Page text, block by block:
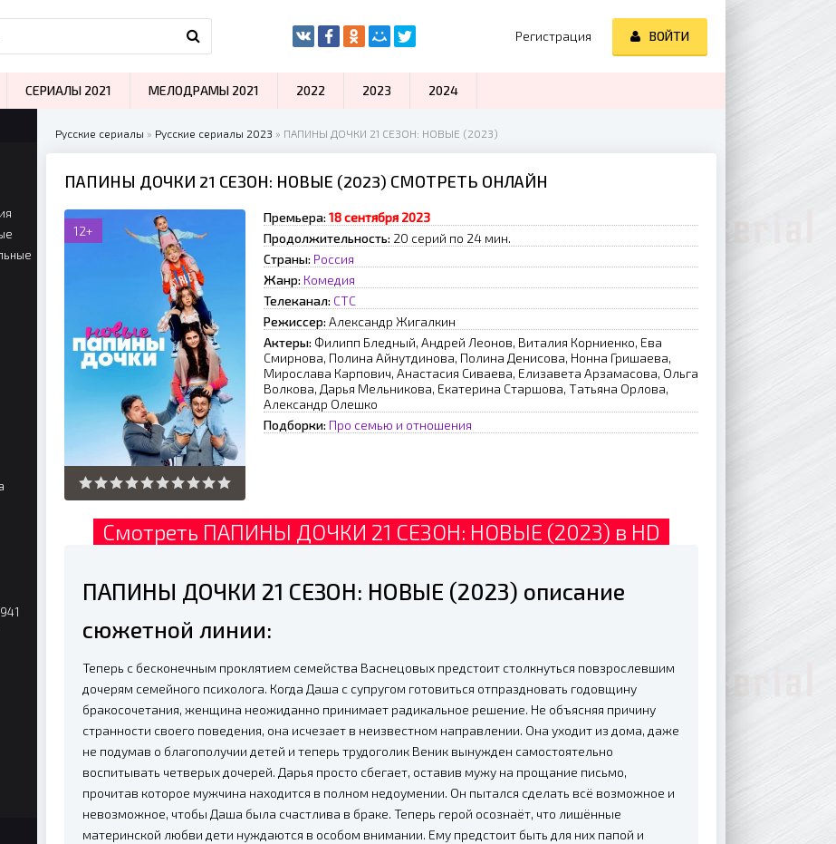
Русские сериалы » Русские сериалы 2023 » ПАПИНЫ ДОЧКИ 21 СЕЗОН: НОВЫЕ (2023)
ПАПИНЫ ДОЧКИ 21 СЕЗОН: НОВЫЕ (2023) СМОТРЕТЬ ОНЛАЙН
12+
Премьера: 18 сентября 2023
Продолжительность: 20 серий по 24 мин.
Страны: Россия
Жанр: Комедия
Телеканал: СТС
Режиссер: Александр Жигалкин
Актеры: Филипп Бледный, Андрей Леонов, Виталия Корниенко, Ева
Смирнова, Полина Айнутдинова, Полина Денисова, Нонна Гришаева,
Мирослава Карпович, Анастасия Сиваева, Елизавета Арзамасова, Ольга
Волкова, Дарья Мельникова, Екатерина Старшова, Татьяна Орлова,
Александр Олешко
Подборки: Про семью и отношения
Смотреть ПАПИНЫ ДОЧКИ 21 СЕЗОН: НОВЫЕ (2023) в HD
ПАПИНЫ ДОЧКИ 21 СЕЗОН: НОВЫЕ (2023) описание
сюжетной линии:
Теперь с бесконечным проклятием семейства Васнецовых предстоит столкнуться повзрослевшим
дочерям семейного психолога. Когда Даша с супругом готовиться отпраздновать годовщину
бракосочетания, женщина неожиданно принимает радикальное решение. Не объясняя причину
странности своего поведения, она исчезает в неизвестном направлении. Она уходит из дома, даже
не подумав о благополучии детей и теперь трудоголик Веник вынужден самостоятельно
воспитывать четверых дочерей. Дарья просто сбегает, оставив мужу на прощание письмо,
прочитав которое мужчина находится в полном недоумении. Он пытался сделать всё возможное и
невозможное, чтобы Даша была счастлива в браке. Теперь герой осознаёт, что лишённые
материнской любви дети нуждаются в особом внимании. Ему предстоит быть для них папой и
Регистрация ВОЙТИ
СЕРИАЛЫ 2021 МЕЛОДРАМЫ 2021 2022 2023 2024